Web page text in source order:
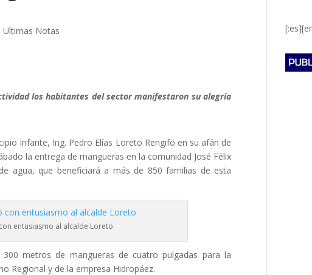
Ultimas Notas
los habitantes del sector manifestaron su alegría
Infante, Ing. Pedro Elías Loreto Rengifo en su afán de
la entrega de mangueras en la comunidad José Félix
agua, que beneficiará a más de 850 familias de esta
entusiasmo al alcalde Loreto
metros de mangueras de cuatro pulgadas para la
Regional y de la empresa Hidropáez.